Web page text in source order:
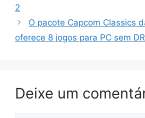
2
O pacote Capcom Classics
oferece 8 jogos para PC sem
Deixe um